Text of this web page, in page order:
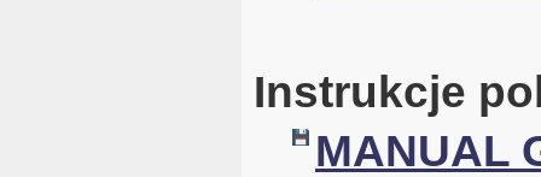
Instrukcje
MANUAL